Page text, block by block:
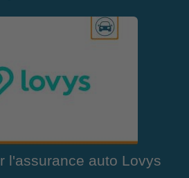
l'assurance auto Lovys